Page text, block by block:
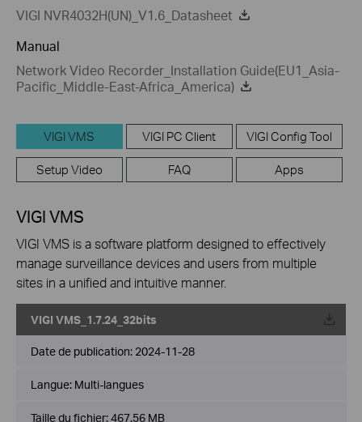
VIGI NVR4032H(UN)_V1.6_Datasheet
Manual
Network Video Recorder_Installation Guide(EU1_Asia-
Pacific_Middle-East-Africa_America)
VIGI VMS VIGI PC Client VIGI Config Tool
Setup Video FAQ Apps
VIGI VMS
VIGI VMS is a software platform designed to effectively
manage surveillance devices and users from multiple
sites in a unified and intuitive manner.
VIGI VMS_1.7.24_32bits
Date de publication: 2024-11-28
Langue: Multi-langues
Taille du fichier:467.56 MB